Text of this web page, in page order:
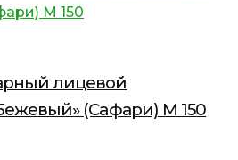
лицевой
(Сафари) М 150